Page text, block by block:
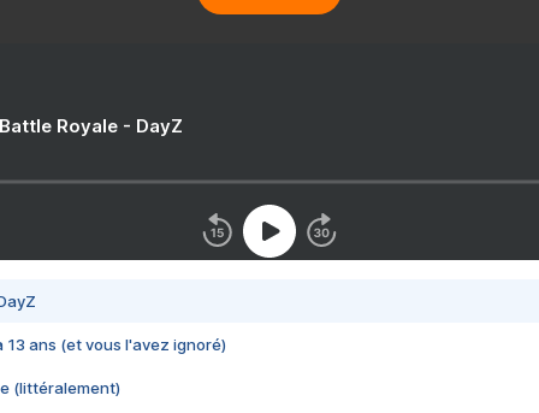
Royale - DayZ
13 ans (et vous l'avez ignoré)
(littéralement)